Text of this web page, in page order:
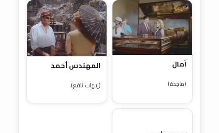
آمال
(ماجدة)
المهندس أحمد
(إيهاب نافع)